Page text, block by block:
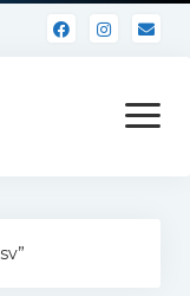
Menü
öffnen